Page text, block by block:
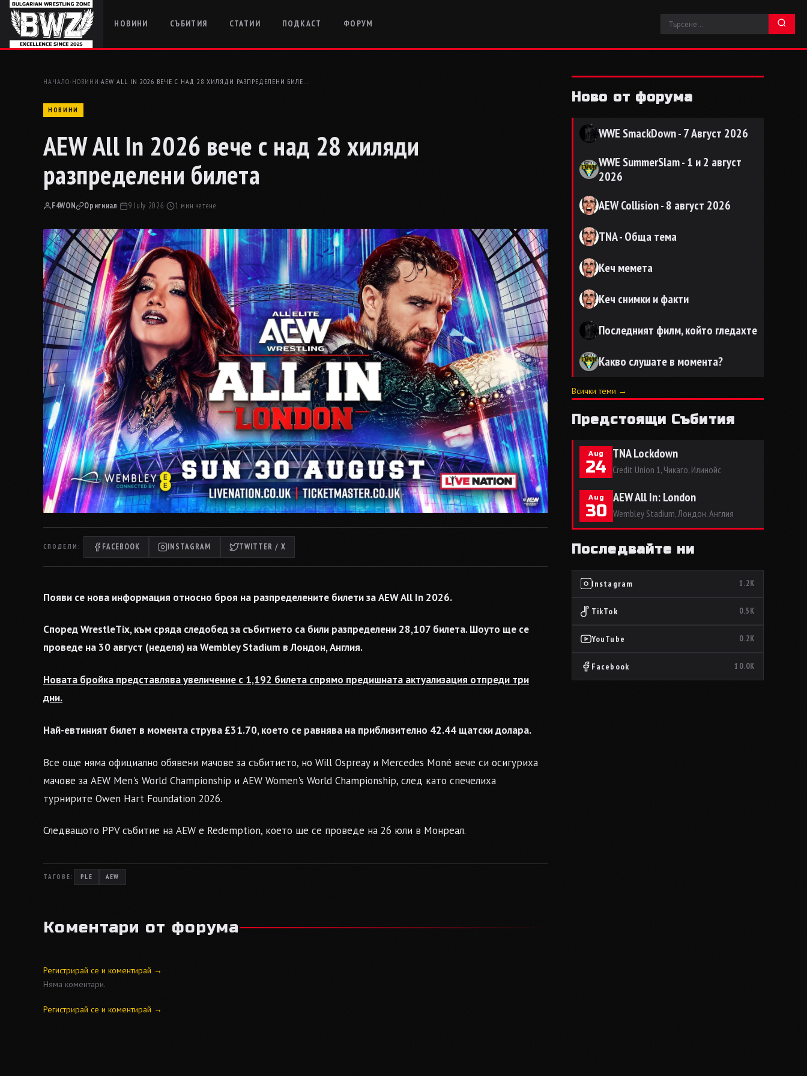
НОВИНИ СЪБИТИЯ СТАТИИ ПОДКАСТ ФОРУМ
НАЧАЛО› НОВИНИ ›AEW ALL IN 2026 ВЕЧЕ С НАД 28 ХИЛЯДИ РАЗПРЕДЕЛЕНИ БИЛЕ…
НОВИНИ
AEW All In 2026 вече с над 28 хиляди
разпределени билета
F4WON Оригинал· 9 July 2026· 1 мин четене
СПОДЕЛИ: FACEBOOK INSTAGRAM TWITTER / X
Появи се нова информация относно броя на разпределените билети за AEW All In 2026.
Според WrestleTix, към сряда следобед за събитието са били разпределени 28,107 билета. Шоуто ще се
проведе на 30 август (неделя) на Wembley Stadium в Лондон, Англия.
Новата бройка представлява увеличение с 1,192 билета спрямо предишната актуализация отпреди три
дни.
Най-евтиният билет в момента струва £31.70, което се равнява на приблизително 42.44 щатски долара.
Все още няма официално обявени мачове за събитието, но Will Ospreay и Mercedes Moné вече си осигуриха
мачове за AEW Men's World Championship и AEW Women's World Championship, след като спечелиха
турнирите Owen Hart Foundation 2026.
Следващото PPV събитие на AEW е Redemption, което ще се проведе на 26 юли в Монреал.
ТАГОВЕ: PLE AEW
Коментари от форума
Регистрирай се и коментирай →
Няма коментари.
Регистрирай се и коментирай →
Ново от форума
WWE SmackDown - 7 Август 2026
WWE SummerSlam - 1 и 2 август
2026
AEW Collision - 8 август 2026
TNA - Обща тема
Кеч мемета
Кеч снимки и факти
Последният филм, който гледахте
Какво слушате в момента?
Всички теми →
Предстоящи Събития
Aug
24
TNA Lockdown
Credit Union 1, Чикаго, Илинойс
Aug
30
AEW All In: London
Wembley Stadium, Лондон, Англия
Последвайте ни
Instagram 1.2K
TikTok 0.5K
YouTube 0.2K
Facebook 10.0K